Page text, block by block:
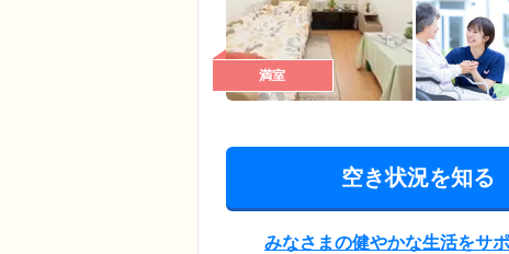
満室
空き状況を知る
みなさまの健やかな生活をサ